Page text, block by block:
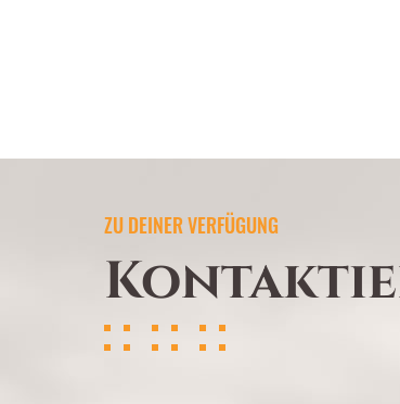
ZU DEINER VERFÜGUNG